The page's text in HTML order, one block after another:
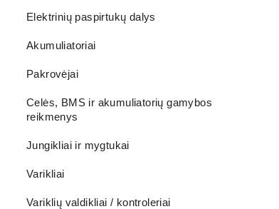
Elektrinių paspirtukų dalys
Akumuliatoriai
Pakrovėjai
Celės, BMS ir akumuliatorių gamybos
reikmenys
Jungikliai ir mygtukai
Varikliai
Variklių valdikliai / kontroleriai